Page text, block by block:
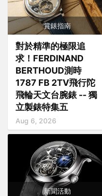
賞錶指南
對於精準的極限追
求！FERDINAND
BERTHOUD測時
1787 FB 2TV飛行陀
飛輪天文台腕錶 -- 獨
立製錶特集五
Aug 6, 2026
新聞活動